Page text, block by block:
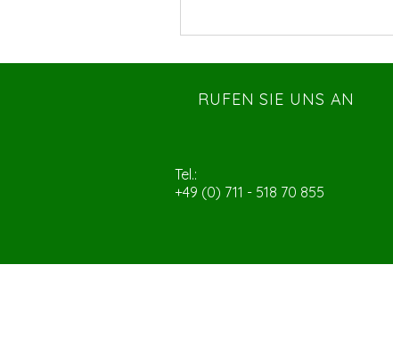
RUFEN SIE UNS AN
Tel.:
+49 (0) 711 - 518 70 855